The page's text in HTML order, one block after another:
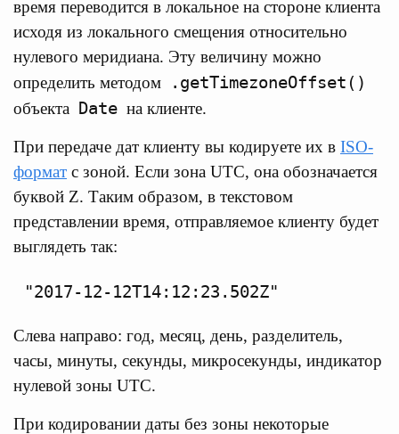
время переводится в локальное на стороне клиента
исходя из локального смещения относительно
нулевого меридиана. Эту величину можно
определить методом
.getTimezoneOffset()
объекта Date на клиенте.
При передаче дат клиенту вы кодируете их в ISO-
формат с зоной. Если зона UTC, она обозначается
буквой Z. Таким образом, в текстовом
представлении время, отправляемое клиенту будет
выглядеть так:
Слева направо: год, месяц, день, разделитель,
часы, минуты, секунды, микросекунды, индикатор
нулевой зоны UTC.
При кодировании даты без зоны некоторые